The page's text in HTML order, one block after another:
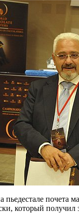
почета
который получил